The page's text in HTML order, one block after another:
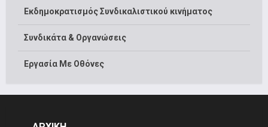
Εκδημοκρατισμός Συνδικαλιστικού κινήματος
Συνδικάτα & Οργανώσεις
Εργασία Με Οθόνες